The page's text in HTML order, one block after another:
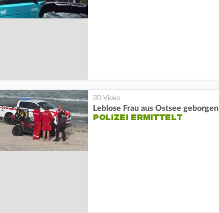
Leblose Frau aus Ostsee geborgen
POLIZEI ERMITTELT